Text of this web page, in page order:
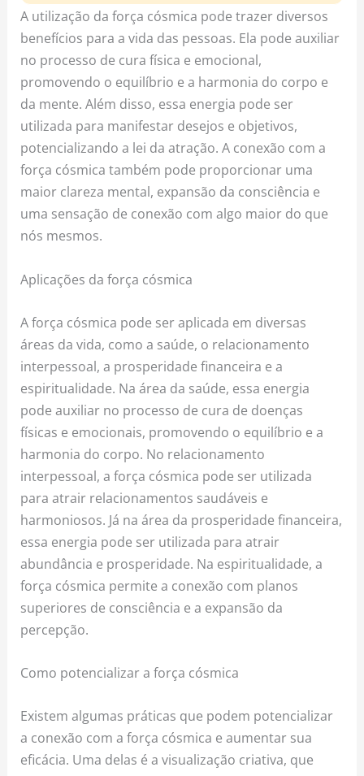
A utilização da força cósmica pode trazer diversos
benefícios para a vida das pessoas. Ela pode auxiliar
no processo de cura física e emocional,
promovendo o equilíbrio e a harmonia do corpo e
da mente. Além disso, essa energia pode ser
utilizada para manifestar desejos e objetivos,
potencializando a lei da atração. A conexão com a
força cósmica também pode proporcionar uma
maior clareza mental, expansão da consciência e
uma sensação de conexão com algo maior do que
nós mesmos.
Aplicações da força cósmica
A força cósmica pode ser aplicada em diversas
áreas da vida, como a saúde, o relacionamento
interpessoal, a prosperidade financeira e a
espiritualidade. Na área da saúde, essa energia
pode auxiliar no processo de cura de doenças
físicas e emocionais, promovendo o equilíbrio e a
harmonia do corpo. No relacionamento
interpessoal, a força cósmica pode ser utilizada
para atrair relacionamentos saudáveis e
harmoniosos. Já na área da prosperidade financeira,
essa energia pode ser utilizada para atrair
abundância e prosperidade. Na espiritualidade, a
força cósmica permite a conexão com planos
superiores de consciência e a expansão da
percepção.
Como potencializar a força cósmica
Existem algumas práticas que podem potencializar
a conexão com a força cósmica e aumentar sua
eficácia. Uma delas é a visualização criativa, que